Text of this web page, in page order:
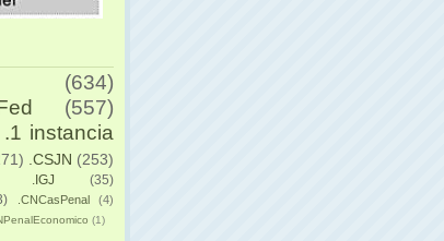
(634)
(557)
.1 instancia
.CSJN (253)
.IGJ
(35)
.CNCasPenal
(4)
(1)